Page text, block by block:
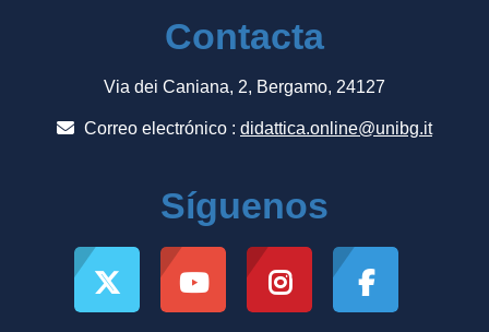
Contacta
Via dei Caniana, 2, Bergamo, 24127
Correo electrónico : didattica.online@unibg.it
Síguenos